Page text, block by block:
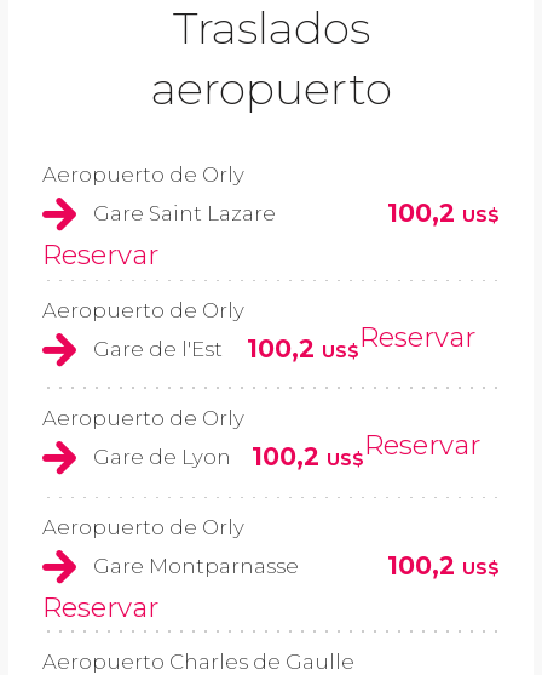
Traslados
aeropuerto
Aeropuerto de Orly
Gare Saint Lazare
100,2 US$
Reservar
Aeropuerto de Orly
Gare de l'Est
100,2 US$Reservar
Aeropuerto de Orly
Gare de Lyon
100,2 US$Reservar
Aeropuerto de Orly
Gare Montparnasse
100,2 US$
Reservar
Aeropuerto Charles de Gaulle